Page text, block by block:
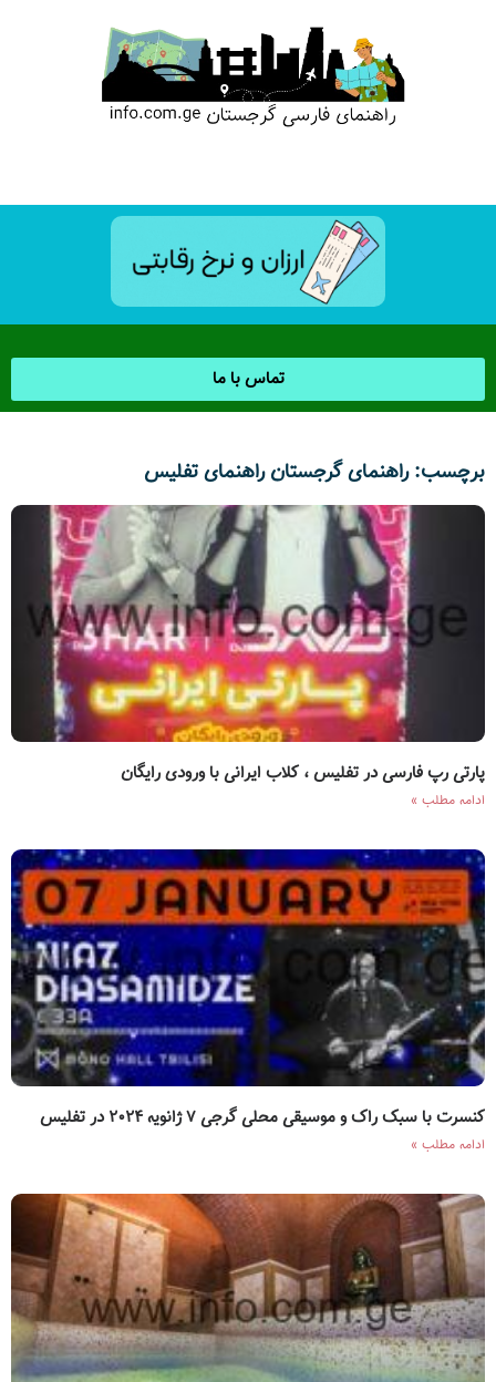
تماس با ما
برچسب: راهنمای گرجستان راهنمای تفلیس
پارتی رپ فارسی در تفلیس ، کلاب ایرانی با ورودی رایگان
ادامه مطلب »
کنسرت با سبک راک و موسیقی محلی گرجی ۷ ژانویه ۲۰۲۴ در تفلیس
ادامه مطلب »